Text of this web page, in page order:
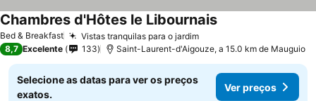
Bed & Breakfast Vistas tranquilas para o jardim
Chambres d'Hôtes le Libournais
8,7 Excelente 133 Saint-Laurent-d'Aigouze, a 15.0 km de Mauguio
Selecione as datas para ver os preços
exatos.
Ver preços